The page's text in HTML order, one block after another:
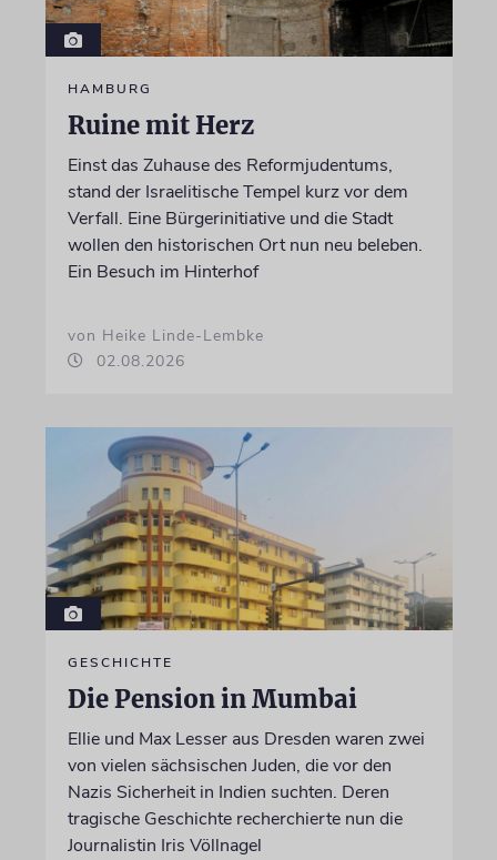
HAMBURG
Ruine mit Herz
Einst das Zuhause des Reformjudentums,
stand der Israelitische Tempel kurz vor dem
Verfall. Eine Bürgerinitiative und die Stadt
wollen den historischen Ort nun neu beleben.
Ein Besuch im Hinterhof
von Heike Linde-Lembke
02.08.2026
GESCHICHTE
Die Pension in Mumbai
Ellie und Max Lesser aus Dresden waren zwei
von vielen sächsischen Juden, die vor den
Nazis Sicherheit in Indien suchten. Deren
tragische Geschichte recherchierte nun die
Journalistin Iris Völlnagel